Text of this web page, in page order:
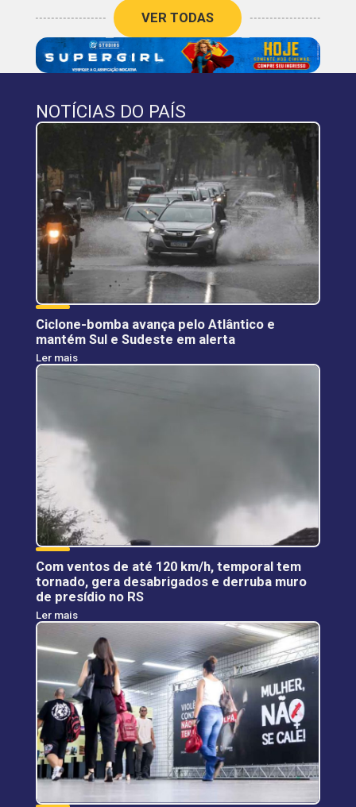
VER TODAS
NOTÍCIAS DO PAÍS
Ciclone-bomba avança pelo Atlântico e
mantém Sul e Sudeste em alerta
Ler mais
Com ventos de até 120 km/h, temporal tem
tornado, gera desabrigados e derruba muro
de presídio no RS
Ler mais